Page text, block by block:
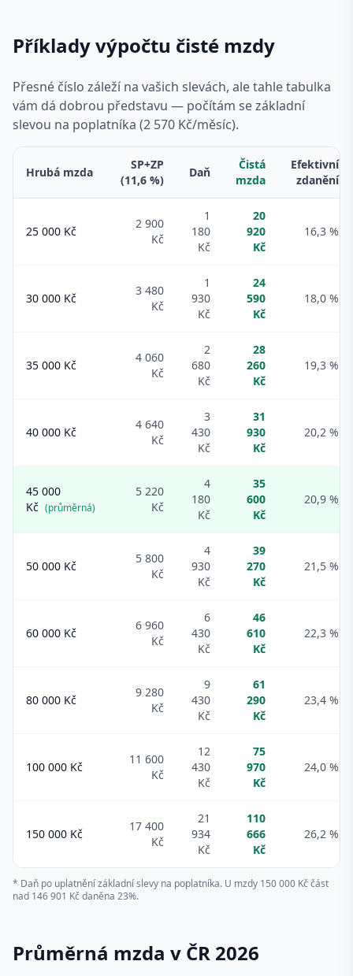
Příklady výpočtu čisté mzdy
Přesné číslo záleží na vašich slevách, ale tahle tabulka
vám dá dobrou představu — počítám se základní
slevou na poplatníka (2 570 Kč/měsíc).
Hrubá mzda
SP+ZP
(11,6 %)
Daň
Čistá
mzda
Efektivní
zdanění
25 000 Kč
2 900
Kč
1
180
Kč
20
920
Kč
16,3 %
30 000 Kč
3 480
Kč
1
930
Kč
24
590
Kč
18,0 %
35 000 Kč
4 060
Kč
2
680
Kč
28
260
Kč
19,3 %
40 000 Kč
4 640
Kč
3
430
Kč
31
930
Kč
20,2 %
45 000
Kč (průměrná)
5 220
Kč
4
180
Kč
35
600
Kč
20,9 %
50 000 Kč
5 800
Kč
4
930
Kč
39
270
Kč
21,5 %
60 000 Kč
6 960
Kč
6
430
Kč
46
610
Kč
22,3 %
80 000 Kč
9 280
Kč
9
430
Kč
61
290
Kč
23,4 %
100 000 Kč
11 600
Kč
12
430
Kč
75
970
Kč
24,0 %
150 000 Kč
17 400
Kč
21
934
Kč
110
666
Kč
26,2 %
* Daň po uplatnění základní slevy na poplatníka. U mzdy 150 000 Kč část
nad 146 901 Kč daněna 23%.
Průměrná mzda v ČR 2026